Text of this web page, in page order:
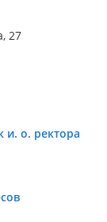
27
о. ректора